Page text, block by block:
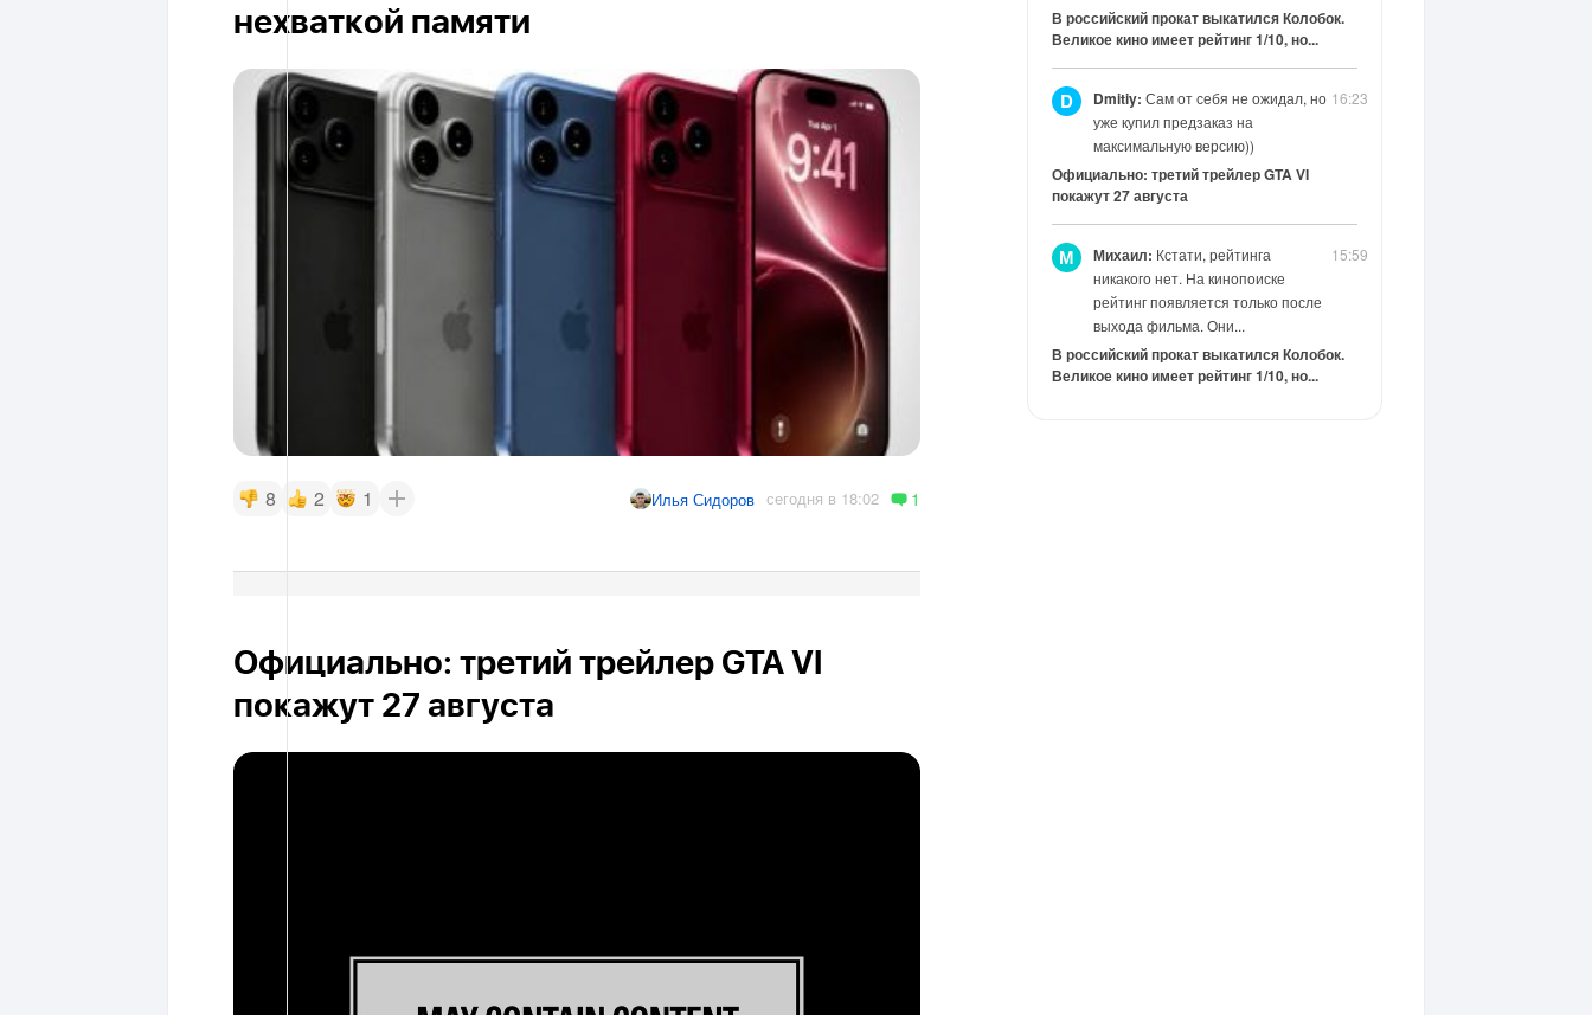
нехваткой памяти
8 2 1 Илья Сидоров сегодня в 18:02 1
Официально: третий трейлер GTA VI
покажут 27 августа
В российский прокат выкатился Колобок.
Великое кино имеет рейтинг 1/10, но...
16:23
D Dmitiy: Сам от себя не ожидал, но
уже купил предзаказ на
максимальную версию))
Официально: третий трейлер GTA VI
покажут 27 августа
15:59
М Михаил: Кстати, рейтинга
никакого нет. На кинопоиске
рейтинг появляется только после
выхода фильма. Они...
В российский прокат выкатился Колобок.
Великое кино имеет рейтинг 1/10, но...